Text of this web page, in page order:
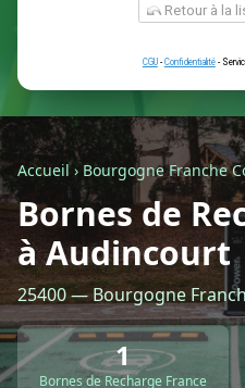
Je
CGU-
Accueil› Bourgogne Franche
Bornes de
à Audincourt
25400 — Bourgogne
1
Bornes de Recharge France